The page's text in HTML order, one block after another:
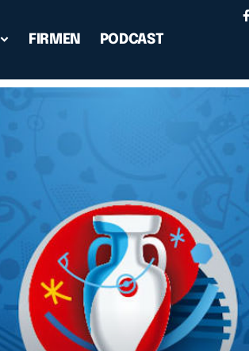
FIRMEN PODCAST